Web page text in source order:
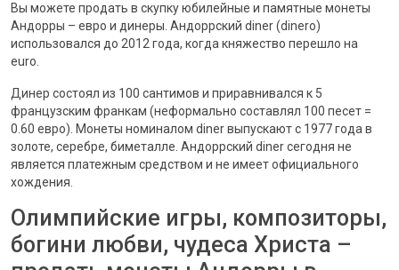
Вы можете продать в скупку юбилейные и памятные монеты
Андорры – евро и динеры. Андоррский diner (dinero)
использовался до 2012 года, когда княжество перешло на
euro.
Динер состоял из 100 сантимов и приравнивался к 5
французским франкам (неформально составлял 100 песет =
0.60 евро). Монеты номиналом diner выпускают с 1977 года в
золоте, серебре, биметалле. Андоррский diner сегодня не
является платежным средством и не имеет официального
хождения.
Олимпийские игры, композиторы,
богини любви, чудеса Христа –